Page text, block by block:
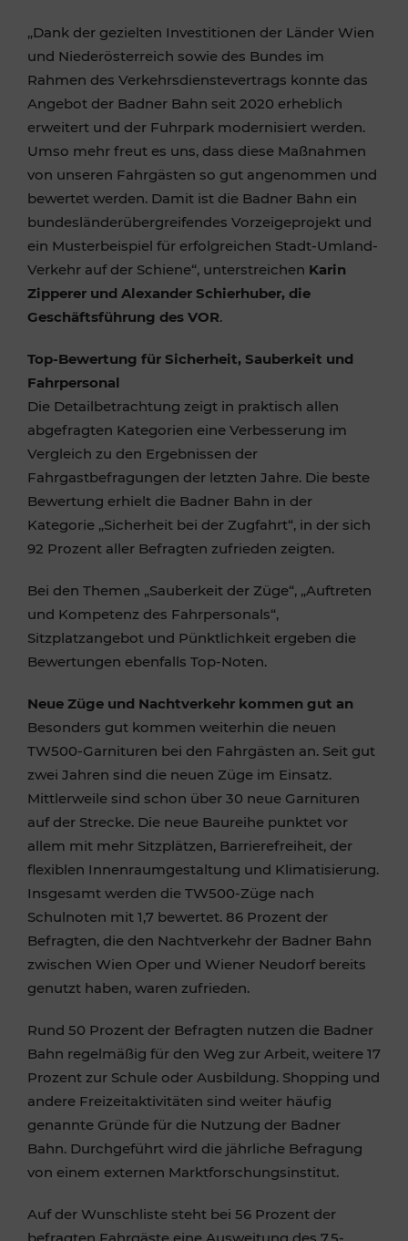
„Dank der gezielten Investitionen der Länder Wien
und Niederösterreich sowie des Bundes im
Rahmen des Verkehrsdienstevertrags konnte das
Angebot der Badner Bahn seit 2020 erheblich
erweitert und der Fuhrpark modernisiert werden.
Umso mehr freut es uns, dass diese Maßnahmen
von unseren Fahrgästen so gut angenommen und
bewertet werden. Damit ist die Badner Bahn ein
bundesländerübergreifendes Vorzeigeprojekt und
ein Musterbeispiel für erfolgreichen Stadt-Umland-
Verkehr auf der Schiene“, unterstreichen Karin
Zipperer und Alexander Schierhuber, die
Geschäftsführung des VOR.
Top-Bewertung für Sicherheit, Sauberkeit und
Fahrpersonal
Die Detailbetrachtung zeigt in praktisch allen
abgefragten Kategorien eine Verbesserung im
Vergleich zu den Ergebnissen der
Fahrgastbefragungen der letzten Jahre. Die beste
Bewertung erhielt die Badner Bahn in der
Kategorie „Sicherheit bei der Zugfahrt“, in der sich
92 Prozent aller Befragten zufrieden zeigten.
Bei den Themen „Sauberkeit der Züge“, „Auftreten
und Kompetenz des Fahrpersonals“,
Sitzplatzangebot und Pünktlichkeit ergeben die
Bewertungen ebenfalls Top-Noten.
Neue Züge und Nachtverkehr kommen gut an
Besonders gut kommen weiterhin die neuen
TW500-Garnituren bei den Fahrgästen an. Seit gut
zwei Jahren sind die neuen Züge im Einsatz.
Mittlerweile sind schon über 30 neue Garnituren
auf der Strecke. Die neue Baureihe punktet vor
allem mit mehr Sitzplätzen, Barrierefreiheit, der
flexiblen Innenraumgestaltung und Klimatisierung.
Insgesamt werden die TW500-Züge nach
Schulnoten mit 1,7 bewertet. 86 Prozent der
Befragten, die den Nachtverkehr der Badner Bahn
zwischen Wien Oper und Wiener Neudorf bereits
genutzt haben, waren zufrieden.
Rund 50 Prozent der Befragten nutzen die Badner
Bahn regelmäßig für den Weg zur Arbeit, weitere 17
Prozent zur Schule oder Ausbildung. Shopping und
andere Freizeitaktivitäten sind weiter häufig
genannte Gründe für die Nutzung der Badner
Bahn. Durchgeführt wird die jährliche Befragung
von einem externen Marktforschungsinstitut.
Auf der Wunschliste steht bei 56 Prozent der